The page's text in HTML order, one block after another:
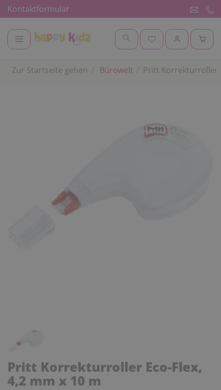
Kontaktformular
Zur Startseite gehen Bürowelt Pritt Korrekturroller
Pritt Korrekturroller Eco-Flex,
4,2 mm x 10 m